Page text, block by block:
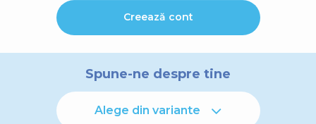
Creează cont
Spune-ne despre tine
Alege din variante